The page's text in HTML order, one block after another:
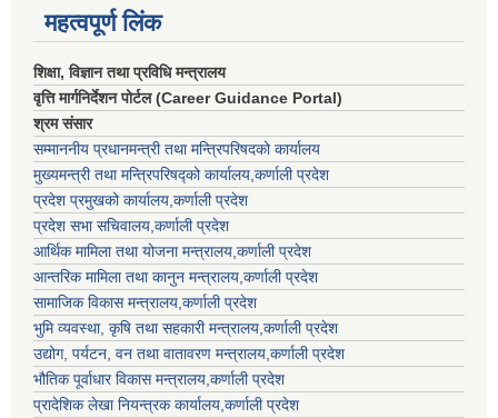
महत्वपूर्ण लिंक
शिक्षा, विज्ञान तथा प्रविधि मन्त्रालय
वृत्ति मार्गनिर्देशन पोर्टल (Career Guidance Portal)
श्रम संसार
सम्माननीय प्रधानमन्त्री तथा मन्त्रिपरिषद‌को कार्यालय
मुख्यमन्त्री तथा मन्त्रिपरिषद्को कार्यालय,कर्णाली प्रदेश
प्रदेश प्रमुखको कार्यालय,कर्णाली प्रदेश
प्रदेश सभा सचिवालय,कर्णाली प्रदेश
आर्थिक मामिला तथा योजना मन्त्रालय,कर्णाली प्रदेश
आन्तरिक मामिला तथा कानुन मन्त्रालय,कर्णाली प्रदेश
सामाजिक विकास मन्त्रालय,कर्णाली प्रदेश
भुमि व्यवस्था, कृषि तथा सहकारी मन्त्रालय,कर्णाली प्रदेश
उद्योग, पर्यटन, वन तथा वातावरण मन्त्रालय,कर्णाली प्रदेश
भौतिक पूर्वाधार विकास मन्त्रालय,कर्णाली प्रदेश
प्रादेशिक लेखा नियन्त्रक कार्यालय,कर्णाली प्रदेश